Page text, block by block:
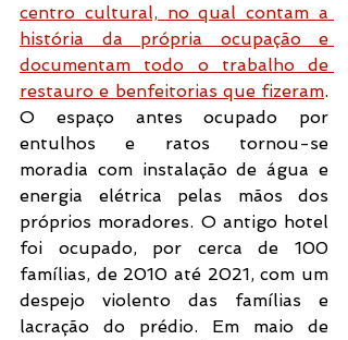
centro cultural, no qual contam a
história da própria ocupação e
documentam todo o trabalho de
restauro e benfeitorias que fizeram.
O espaço antes ocupado por
entulhos e ratos tornou-se
moradia com instalação de água e
energia elétrica pelas mãos dos
próprios moradores. O antigo hotel
foi ocupado, por cerca de 100
famílias, de 2010 até 2021, com um
despejo violento das famílias e
lacração do prédio. Em maio de